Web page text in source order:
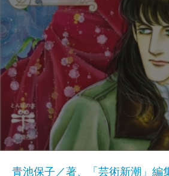
青池保子／著、「芸術新潮」編